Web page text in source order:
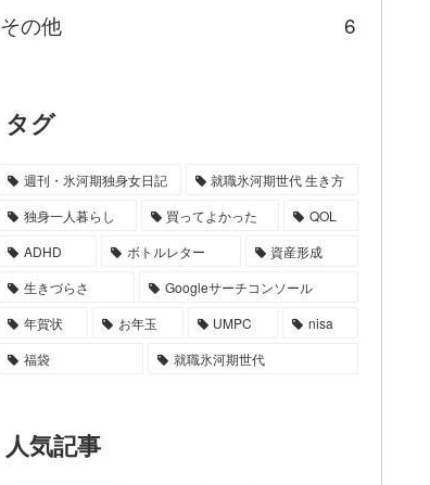
その他
6
タグ
週刊・氷河期独身女日記
就職氷河期世代 生き方
独身一人暮らし
買ってよかった
QOL
ADHD
ボトルレター
資産形成
生きづらさ
Googleサーチコンソール
年賀状
お年玉 UMPC
nisa
福袋
就職氷河期世代
人気記事